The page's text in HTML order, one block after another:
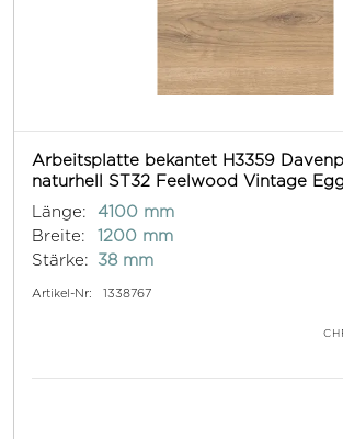
Arbeitsplatte bekantet H3359
naturhell ST32 Feelwood Vintage
Länge:
4100 mm
Breite:
1200 mm
Stärke:
38 mm
Artikel-Nr: 1338767